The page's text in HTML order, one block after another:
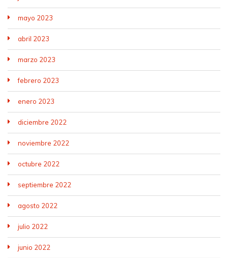
mayo 2023
abril 2023
marzo 2023
febrero 2023
enero 2023
diciembre 2022
noviembre 2022
octubre 2022
septiembre 2022
agosto 2022
julio 2022
junio 2022